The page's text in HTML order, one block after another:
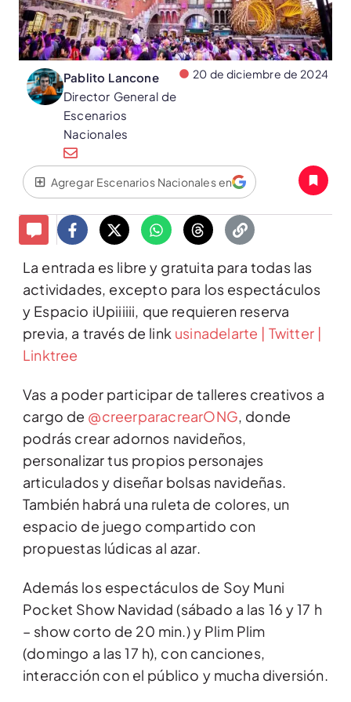
Pablito Lancone
Director General de
Escenarios
Nacionales
20 de diciembre de 2024
Agregar Escenarios Nacionales en
La entrada es libre y gratuita para todas las
actividades, excepto para los espectáculos
y Espacio iUpiiiiii, que requieren reserva
previa, a través de link usinadelarte | Twitter |
Linktree
Vas a poder participar de talleres creativos a
cargo de @creerparacrearONG, donde
podrás crear adornos navideños,
personalizar tus propios personajes
articulados y diseñar bolsas navideñas.
También habrá una ruleta de colores, un
espacio de juego compartido con
propuestas lúdicas al azar.
Además los espectáculos de Soy Muni
Pocket Show Navidad (sábado a las 16 y 17 h
– show corto de 20 min.) y Plim Plim
(domingo a las 17 h), con canciones,
interacción con el público y mucha diversión.